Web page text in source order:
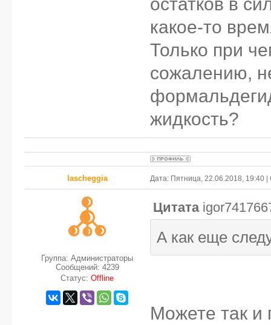
какое-то
Только при
сожалению,
жидкость?
lascheggia Дата: Пятница, 22.06.2018, 19:40
Группа: Администраторы
Сообщений: 4239
Статус: Offline
Цитата
А как еще
Можете так и